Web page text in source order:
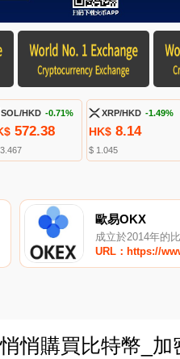
SOL/HKD -0.71%
572.38
XRP/HKD -1.49%
HK$ 8.14
$ 1.045
歐易OKX
成立於2014年的
URL：https://
悄購買比特幣_加